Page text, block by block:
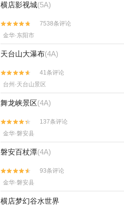
横店影视城(5A)


7538条评论
金华·东阳市
天台山大瀑布(4A)


41条评论
台州·天台山景区
舞龙峡景区(4A)


137条评论
金华·磐安县
磐安百杖潭(4A)


93条评论
金华·磐安县
横店梦幻谷水世界